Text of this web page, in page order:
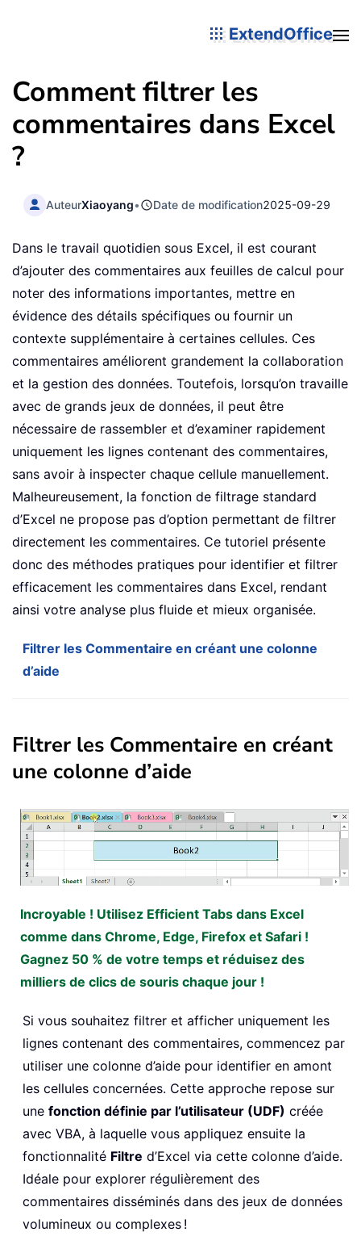
ExtendOffice
Comment filtrer les
commentaires dans Excel
?
AuteurXiaoyang• Date de modification2025-09-29
Dans le travail quotidien sous Excel, il est courant
d’ajouter des commentaires aux feuilles de calcul pour
noter des informations importantes, mettre en
évidence des détails spécifiques ou fournir un
contexte supplémentaire à certaines cellules. Ces
commentaires améliorent grandement la collaboration
et la gestion des données. Toutefois, lorsqu’on travaille
avec de grands jeux de données, il peut être
nécessaire de rassembler et d’examiner rapidement
uniquement les lignes contenant des commentaires,
sans avoir à inspecter chaque cellule manuellement.
Malheureusement, la fonction de filtrage standard
d’Excel ne propose pas d’option permettant de filtrer
directement les commentaires. Ce tutoriel présente
donc des méthodes pratiques pour identifier et filtrer
efficacement les commentaires dans Excel, rendant
ainsi votre analyse plus fluide et mieux organisée.
Filtrer les Commentaire en créant une colonne
d’aide
Filtrer les Commentaire en créant
une colonne d’aide
Incroyable ! Utilisez Efficient Tabs dans Excel
comme dans Chrome, Edge, Firefox et Safari !
Gagnez 50 % de votre temps et réduisez des
milliers de clics de souris chaque jour !
Si vous souhaitez filtrer et afficher uniquement les
lignes contenant des commentaires, commencez par
utiliser une colonne d’aide pour identifier en amont
les cellules concernées. Cette approche repose sur
une fonction définie par l’utilisateur (UDF) créée
avec VBA, à laquelle vous appliquez ensuite la
fonctionnalité Filtre d’Excel via cette colonne d’aide.
Idéale pour explorer régulièrement des
commentaires disséminés dans des jeux de données
volumineux ou complexes !